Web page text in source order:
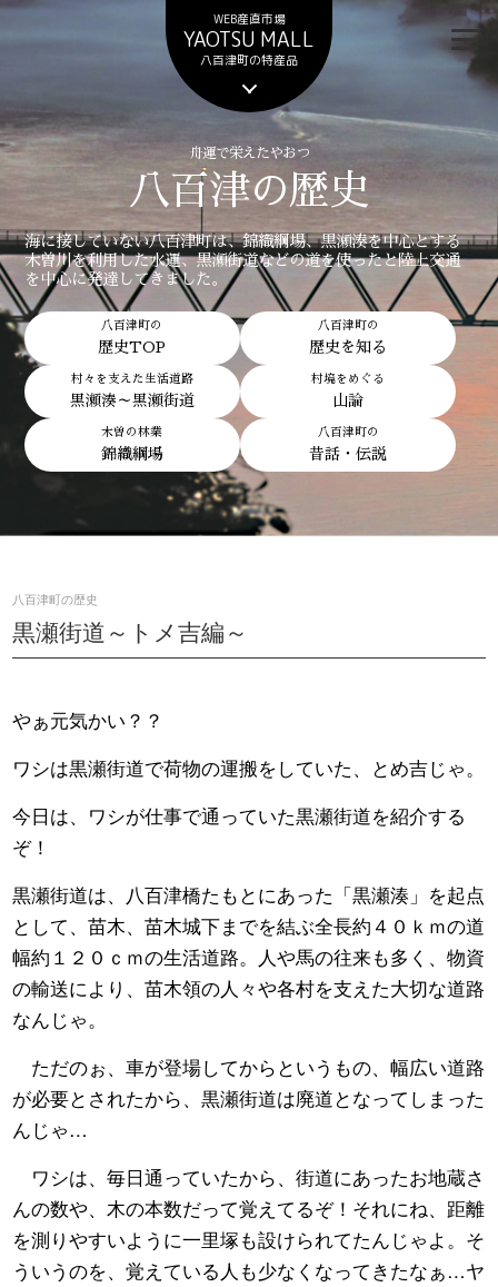
WEB産直市場
YAOTSU MALL
八百津町の特産品
舟運で栄えたやおつ
八百津の歴史
海に接していない八百津町は、錦織綱場、黒瀬湊を中心とする
木曽川を利用した水運、黒瀬街道などの道を使ったと陸上交通
を中心に発達してきました。
八百津町の
歴史TOP
八百津町の
歴史を知る
村々を支えた生活道路
黒瀬湊～黒瀬街道
村境をめぐる
山論
木曽の林業
錦織綱場
八百津町の
昔話・伝説
八百津町の歴史
黒瀬街道～トメ吉編～
やぁ元気かい？？
ワシは黒瀬街道で荷物の運搬をしていた、とめ吉じゃ。
今日は、ワシが仕事で通っていた黒瀬街道を紹介する
ぞ！
黒瀬街道は、八百津橋たもとにあった「黒瀬湊」を起点
として、苗木、苗木城下までを結ぶ全長約４０ｋｍの道
幅約１２０ｃｍの生活道路。人や馬の往来も多く、物資
の輸送により、苗木領の人々や各村を支えた大切な道路
なんじゃ。
ただのぉ、車が登場してからというもの、幅広い道路
が必要とされたから、黒瀬街道は廃道となってしまった
んじゃ…
ワシは、毎日通っていたから、街道にあったお地蔵さ
んの数や、木の本数だって覚えてるぞ！それにね、距離
を測りやすいように一里塚も設けられてたんじゃよ。そ
ういうのを、覚えている人も少なくなってきたなぁ…ヤ